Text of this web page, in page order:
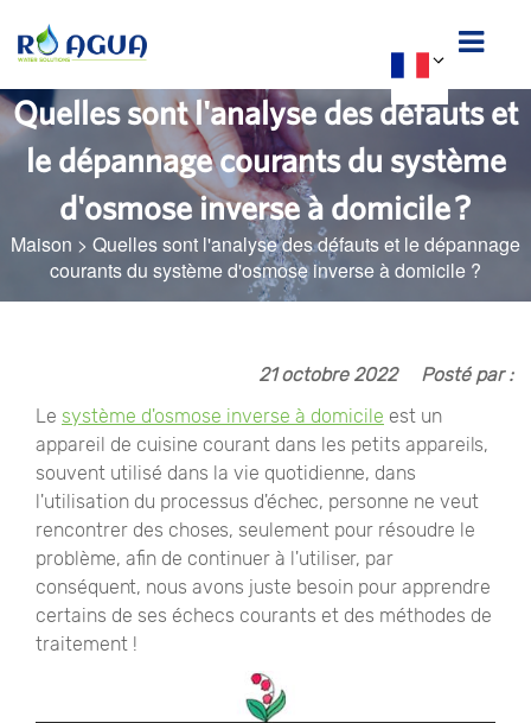
Quelles sont l'analyse des défauts et
le dépannage courants du système
d'osmose inverse à domicile ?
Maison > Quelles sont l'analyse des défauts et le dépannage
courants du système d'osmose inverse à domicile ?
21 octobre 2022
Posté par :
Le système d'osmose inverse à domicile est un
appareil de cuisine courant dans les petits appareils,
souvent utilisé dans la vie quotidienne, dans
l'utilisation du processus d'échec, personne ne veut
rencontrer des choses, seulement pour résoudre le
problème, afin de continuer à l'utiliser, par
conséquent, nous avons juste besoin pour apprendre
certains de ses échecs courants et des méthodes de
traitement !